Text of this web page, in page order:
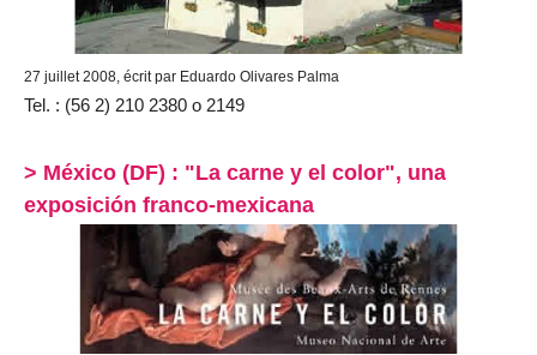
27 juillet 2008, écrit par Eduardo Olivares Palma
Tel. : (56 2) 210 2380 o 2149
> México (DF) : "La carne y el color", una
exposición franco-mexicana